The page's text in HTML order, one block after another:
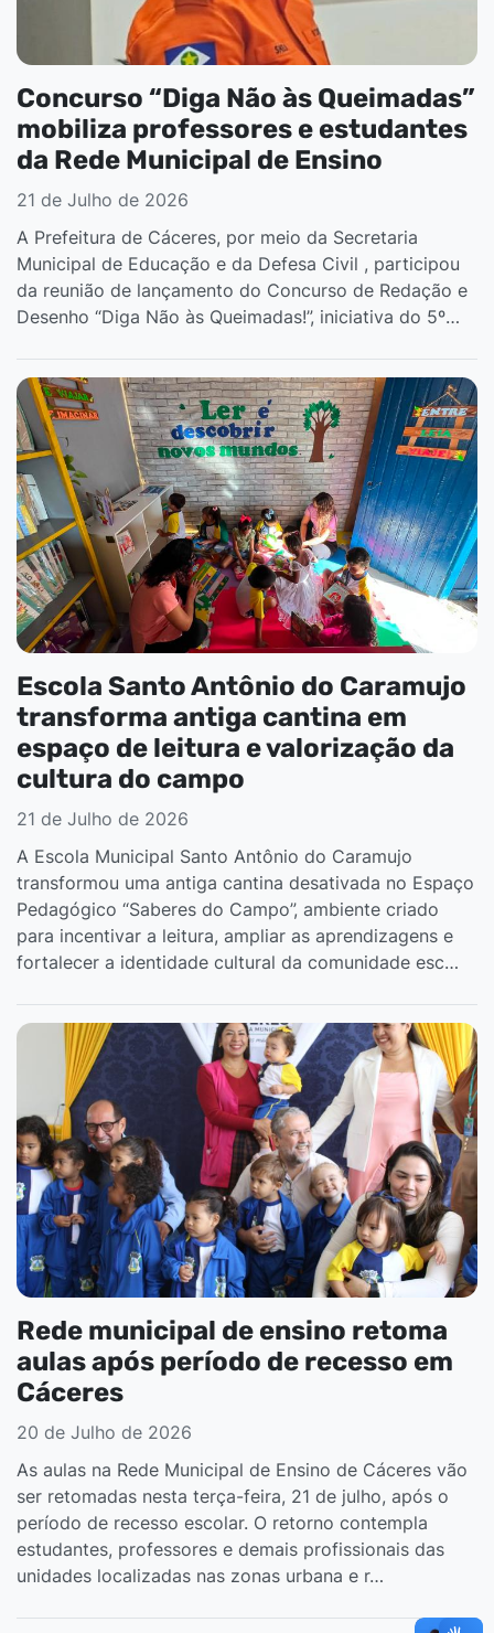
Concurso “Diga Não às Queimadas”
mobiliza professores e estudantes
da Rede Municipal de Ensino
21 de Julho de 2026
A Prefeitura de Cáceres, por meio da Secretaria
Municipal de Educação e da Defesa Civil , participou
da reunião de lançamento do Concurso de Redação e
Desenho “Diga Não às Queimadas!”, iniciativa do 5º…
Escola Santo Antônio do Caramujo
transforma antiga cantina em
espaço de leitura e valorização da
cultura do campo
21 de Julho de 2026
A Escola Municipal Santo Antônio do Caramujo
transformou uma antiga cantina desativada no Espaço
Pedagógico “Saberes do Campo”, ambiente criado
para incentivar a leitura, ampliar as aprendizagens e
fortalecer a identidade cultural da comunidade esc…
Rede municipal de ensino retoma
aulas após período de recesso em
Cáceres
20 de Julho de 2026
As aulas na Rede Municipal de Ensino de Cáceres vão
ser retomadas nesta terça-feira, 21 de julho, após o
período de recesso escolar. O retorno contempla
estudantes, professores e demais profissionais das
unidades localizadas nas zonas urbana e r…